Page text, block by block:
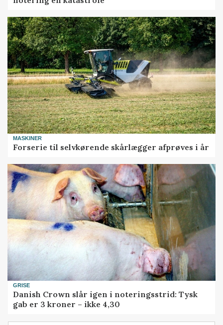
MASKINER
Forserie til selvkørende skårlægger afprøves i år
GRISE
Danish Crown slår igen i noteringsstrid: Tysk
gab er 3 kroner – ikke 4,30